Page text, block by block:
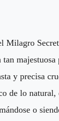
Milagro
y precisa
de lo
o